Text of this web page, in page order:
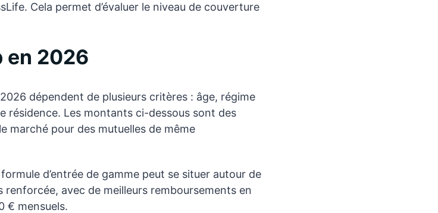
Cela permet d’évaluer le niveau de couverture
en 2026
dépendent de plusieurs critères : âge, régime
résidence. Les montants ci-dessous sont des
marché pour des mutuelles de même
d’entrée de gamme peut se situer autour de
avec de meilleurs remboursements en
€ mensuels.